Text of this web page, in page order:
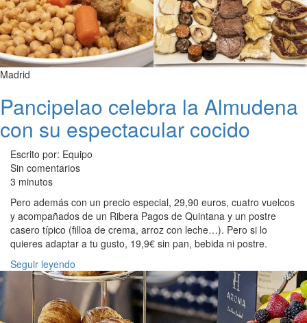
Madrid
Pancipelao celebra la Almudena
con su espectacular cocido
Escrito por: Equipo
Sin comentarios
3 minutos
Pero además con un precio especial, 29,90 euros, cuatro vuelcos
y acompañados de un Ribera Pagos de Quintana y un postre
casero típico (filloa de crema, arroz con leche…). Pero si lo
quieres adaptar a tu gusto, 19,9€ sin pan, bebida ni postre.
Seguir leyendo